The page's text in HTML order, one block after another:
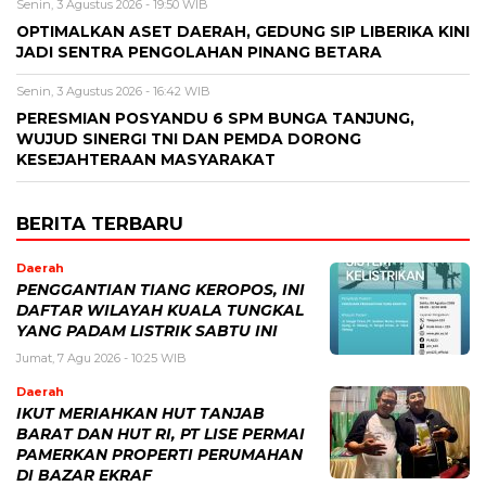
Senin, 3 Agustus 2026 - 19:50 WIB
OPTIMALKAN ASET DAERAH, GEDUNG SIP LIBERIKA KINI
JADI SENTRA PENGOLAHAN PINANG BETARA
Senin, 3 Agustus 2026 - 16:42 WIB
PERESMIAN POSYANDU 6 SPM BUNGA TANJUNG,
WUJUD SINERGI TNI DAN PEMDA DORONG
KESEJAHTERAAN MASYARAKAT
BERITA TERBARU
Daerah
PENGGANTIAN TIANG KEROPOS, INI
DAFTAR WILAYAH KUALA TUNGKAL
YANG PADAM LISTRIK SABTU INI
Jumat, 7 Agu 2026 - 10:25 WIB
Daerah
IKUT MERIAHKAN HUT TANJAB
BARAT DAN HUT RI, PT LISE PERMAI
PAMERKAN PROPERTI PERUMAHAN
DI BAZAR EKRAF